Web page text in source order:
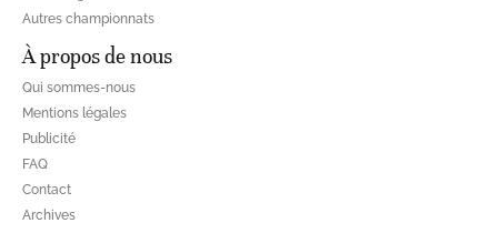
Autres championnats
À propos de nous
Qui sommes-nous
Mentions légales
Publicité
FAQ
Contact
Archives